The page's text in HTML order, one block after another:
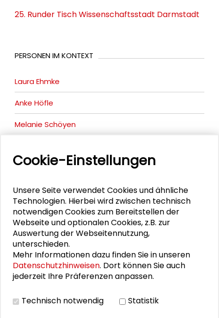
25. Runder Tisch Wissenschaftsstadt Darmstadt
PERSONEN IM KONTEXT
Laura Ehmke
Anke Höfle
Melanie Schöyen
Sabine Remmert
Michèle Kreuter
Lisa Freieck
Barbara Akdeniz
DOWNLOADS
Programm
Cookie-Einstellungen
Unsere Seite verwendet Cookies und ähnliche
Technologien. Hierbei wird zwischen technisch
notwendigen Cookies zum Bereitstellen der
Webseite und optionalen Cookies, z.B. zur
Auswertung der Webseitennutzung,
unterschieden.
Mehr Informationen dazu finden Sie in unseren
Datenschutzhinweisen. Dort können Sie auch
jederzeit Ihre Präferenzen anpassen.
Technisch notwendig Statistik